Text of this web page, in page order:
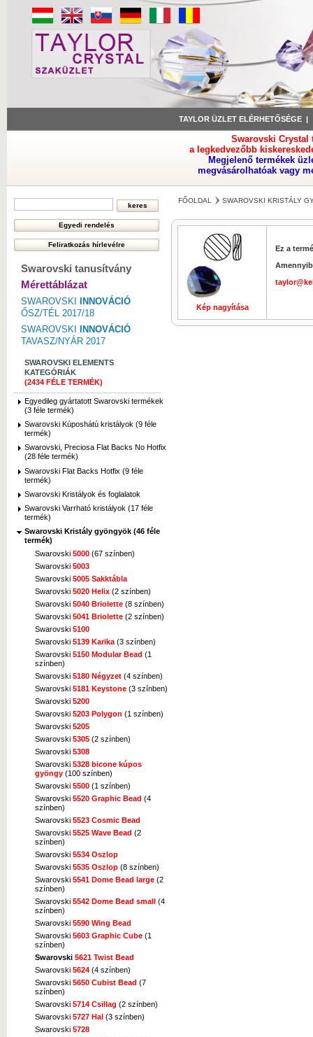
TAYLOR ÜZLET ELÉRHETŐSÉGE
Swarovski Crystal
a legkedvezőbb
Megjelenő termékek
megvásárolhatóak vagy
Swarovski tanusítvány
Mérettáblázat
SWAROVSKI
INNOVÁCIÓ
ŐSZ/TÉL 2017/18
SWAROVSKI
INNOVÁCIÓ
TAVASZ/NYÁR 2017
SWAROVSKI ELEMENTS
KATEGÓRIÁK
(2434 FÉLE TERMÉK)
Egyedileg gyártatott Swarovski termékek
(3 féle termék)
Swarovski Kúposhátú kristályok (9 féle
termék)
Swarovski, Preciosa Flat Backs No Hotfix
(28 féle termék)
Swarovski Flat Backs Hotfix (9 féle
termék)
Swarovski Kristályok és foglalatok
Swarovski Varrható kristályok (17 féle
termék)
Swarovski Kristály gyöngyök (46 féle
termék)
Swarovski 5000 (67 színben)
Swarovski 5003
Swarovski 5005 Sakktábla
Swarovski 5020 Helix (2 színben)
Swarovski 5040 Briolette (8 színben)
Swarovski 5041 Briolette (2 színben)
Swarovski 5100
Swarovski 5139 Karika (3 színben)
Swarovski 5150 Modular Bead (1
színben)
Swarovski 5180 Négyzet (4 színben)
Swarovski 5181 Keystone (3 színben)
Swarovski 5200
Swarovski 5203 Polygon (1 színben)
Swarovski 5205
Swarovski 5305 (2 színben)
Swarovski 5308
Swarovski 5328 bicone kúpos
gyöngy (100 színben)
Swarovski 5500 (1 színben)
Swarovski 5520 Graphic Bead (4
színben)
Swarovski 5523 Cosmic Bead
Swarovski 5525 Wave Bead (2
színben)
Swarovski 5534 Oszlop
Swarovski 5535 Oszlop (8 színben)
Swarovski 5541 Dome Bead large (2
színben)
Swarovski 5542 Dome Bead small (4
színben)
Swarovski 5590 Wing Bead
Swarovski 5603 Graphic Cube (1
színben)
Swarovski 5621 Twist Bead
Swarovski 5624 (4 színben)
Swarovski 5650 Cubist Bead (7
színben)
Swarovski 5714 Csillag (2 színben)
Swarovski 5727 Hal (3 színben)
Swarovski 5728
FŐOLDAL SWAROVSKI KRISTÁLY
Kép nagyítása
Ez a